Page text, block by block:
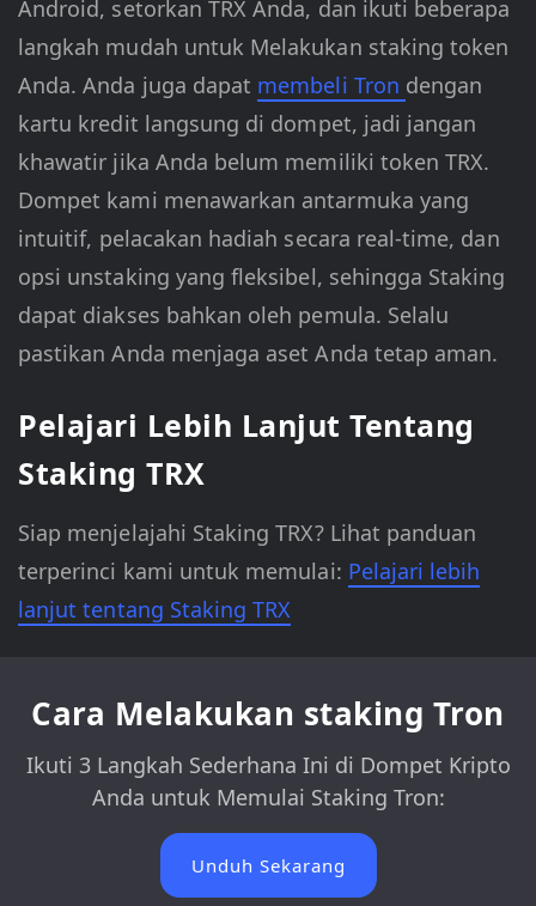
Android, setorkan TRX Anda, dan ikuti beberapa
langkah mudah untuk Melakukan staking token
Anda. Anda juga dapat membeli Tron dengan
kartu kredit langsung di dompet, jadi jangan
khawatir jika Anda belum memiliki token TRX.
Dompet kami menawarkan antarmuka yang
intuitif, pelacakan hadiah secara real-time, dan
opsi unstaking yang fleksibel, sehingga Staking
dapat diakses bahkan oleh pemula. Selalu
pastikan Anda menjaga aset Anda tetap aman.
Pelajari Lebih Lanjut Tentang
Staking TRX
Siap menjelajahi Staking TRX? Lihat panduan
terperinci kami untuk memulai: Pelajari lebih
lanjut tentang Staking TRX
Cara Melakukan staking Tron
Ikuti 3 Langkah Sederhana Ini di Dompet Kripto
Anda untuk Memulai Staking Tron:
Unduh Sekarang